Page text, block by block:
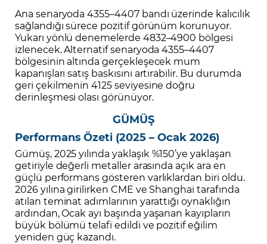
Ana senaryoda 4355–4407 bandı üzerinde kalıcılık
sağlandığı sürece pozitif görünüm korunuyor.
Yukarı yönlü denemelerde 4832–4900 bölgesi
izlenecek. Alternatif senaryoda 4355–4407
bölgesinin altında gerçekleşecek mum
kapanışları satış baskısını artırabilir. Bu durumda
geri çekilmenin 4125 seviyesine doğru
derinleşmesi olası görünüyor.
GÜMÜŞ
Performans Özeti (2025 – Ocak 2026)
Gümüş, 2025 yılında yaklaşık %150’ye yaklaşan
getiriyle değerli metaller arasında açık ara en
güçlü performans gösteren varlıklardan biri oldu.
2026 yılına girilirken CME ve Shanghai tarafında
atılan teminat adımlarının yarattığı oynaklığın
ardından, Ocak ayı başında yaşanan kayıpların
büyük bölümü telafi edildi ve pozitif eğilim
yeniden güç kazandı.